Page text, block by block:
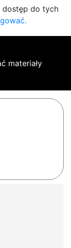
dostęp do tych
materiały